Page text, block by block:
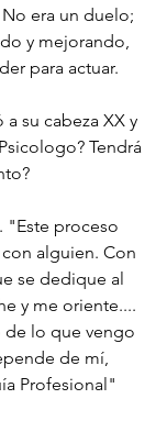
era un duelo;
y mejorando,
para actuar.
su cabeza XX y
Tendrá
"Este proceso
alguien. Con
se dedique al
y me oriente....
lo que vengo
de mí,
Profesional"